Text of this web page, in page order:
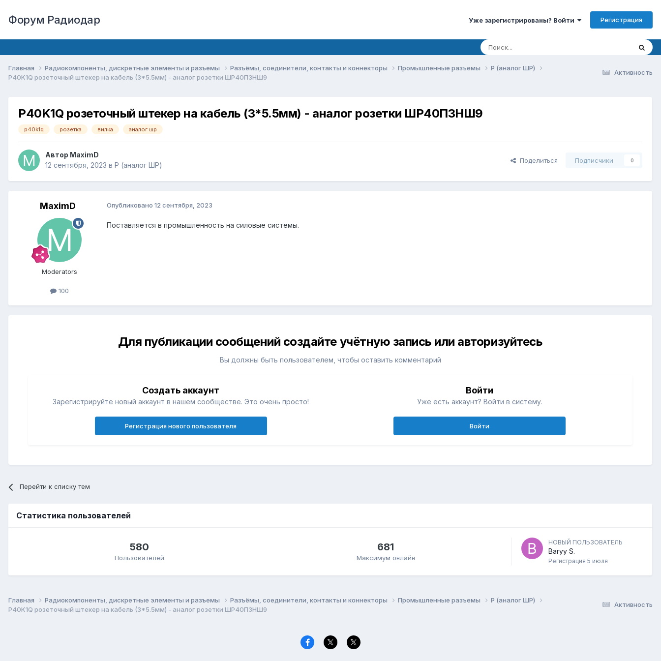
Форум Радиодар Уже зарегистрированы? Войти Регистрация
Активность
Главная Радиокомпоненты, дискретные элементы и разъемы Разъёмы, соединители, контакты и коннекторы Промышленные разъемы
P (аналог ШР)
P40K1Q розеточный штекер на кабель (3*5.5мм) - аналог розетки ШР40П3НШ9
P40K1Q розеточный штекер на кабель (3*5.5мм) - аналог розетки ШР40П3НШ9
p40k1q розетка вилка аналог шр
Автор MaximD
12 сентября, 2023 в P (аналог ШР)
Поделиться Подписчики 0
MaximD
Moderators
100
Опубликовано 12 сентября, 2023
Поставляется в промышленность на силовые системы.
Для публикации сообщений создайте учётную запись или авторизуйтесь
Вы должны быть пользователем, чтобы оставить комментарий
Создать аккаунт
Зарегистрируйте новый аккаунт в нашем сообществе. Это очень просто!
Регистрация нового пользователя
Войти
Уже есть аккаунт? Войти в систему.
Войти
Перейти к списку тем
Статистика пользователей
580
Пользователей
681
Максимум онлайн
НОВЫЙ ПОЛЬЗОВАТЕЛЬ
Baryy S.
Регистрация 5 июля
Активность
Главная Радиокомпоненты, дискретные элементы и разъемы Разъёмы, соединители, контакты и коннекторы Промышленные разъемы
P (аналог ШР)
P40K1Q розеточный штекер на кабель (3*5.5мм) - аналог розетки ШР40П3НШ9